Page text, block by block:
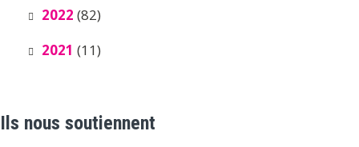
2022 (82)
2021 (11)
Ils nous soutiennent